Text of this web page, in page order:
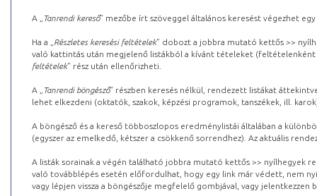
A „ Tanrendi kereső” mezőbe írt szöveggel általános keresést végezhet
Ha a „ Részletes keresési feltételek” dobozt a jobbra mutató kettős >>
való kattintás után megjelenő listákból a kívánt tételeket (feltételenként
feltételek” rész után ellenőrizheti.
A „ Tanrendi böngésző” részben keresés nélkül, rendezett listákat
lehet elkezdeni (oktatók, szakok, képzési programok, tanszékek, ill.
A böngésző és a kereső többoszlopos eredménylistái általában a
(egyszer az emelkedő, kétszer a csökkenő sorrendhez). Az aktuális
A listák sorainak a végén található jobbra mutató kettős >> nyílhegyek
való továbblépés esetén előfordulhat, hogy egy link már védett, nem
vagy lépjen vissza a böngészője megfelelő gombjával, vagy